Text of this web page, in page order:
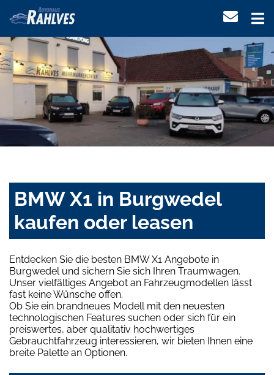
BMW X1 in Burgwedel
kaufen oder leasen
Entdecken Sie die besten BMW X1 Angebote in
Burgwedel und sichern Sie sich Ihren Traumwagen.
Unser vielfältiges Angebot an Fahrzeugmodellen lässt
fast keine Wünsche offen.
Ob Sie ein brandneues Modell mit den neuesten
technologischen Features suchen oder sich für ein
preiswertes, aber qualitativ hochwertiges
Gebrauchtfahrzeug interessieren, wir bieten Ihnen eine
breite Palette an Optionen.